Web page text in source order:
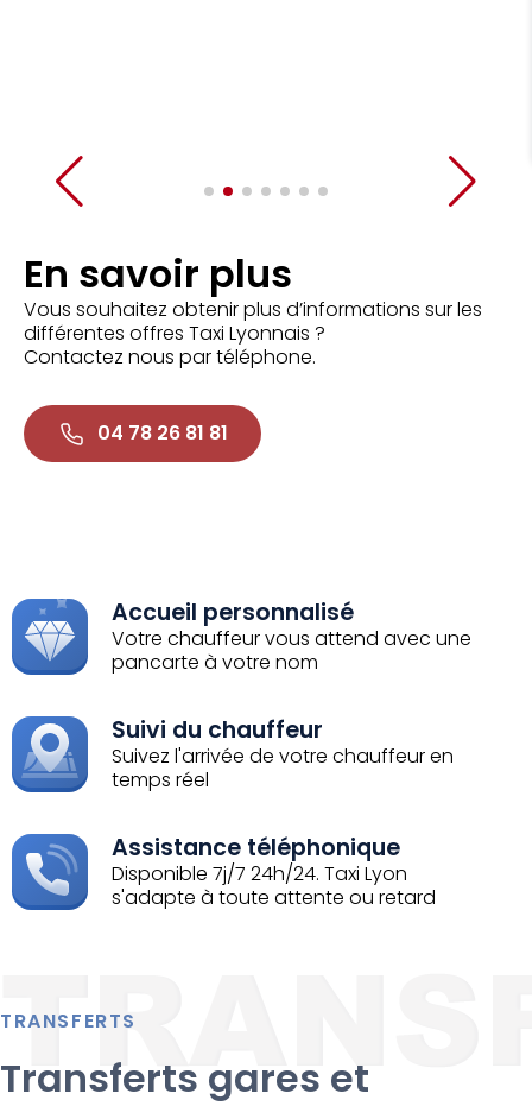
En savoir plus
Vous souhaitez obtenir plus d’informations sur les
différentes offres Taxi Lyonnais ?
Contactez nous par téléphone.
04 78 26 81 81
Accueil personnalisé
Votre chauffeur vous attend avec une
pancarte à votre nom
Suivi du chauffeur
Suivez l'arrivée de votre chauffeur en
temps réel
Assistance téléphonique
Disponible 7j/7 24h/24. Taxi Lyon
s'adapte à toute attente ou retard
TRANSFERTS
Transferts gares et